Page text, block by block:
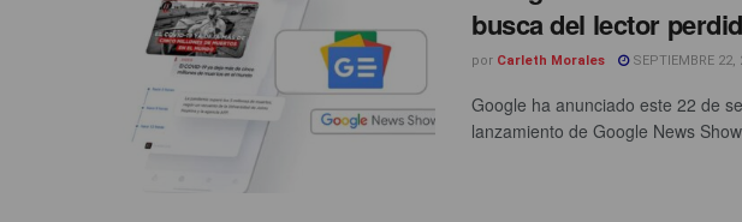
busca del lector
por Carleth Morales SEPTIEMBRE 22,
Google ha anunciado este 22 de
lanzamiento de Google News